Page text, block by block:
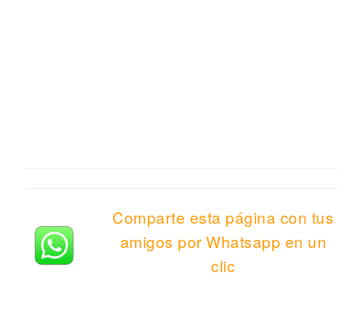
Comparte esta página con tus
amigos por Whatsapp en un
clic